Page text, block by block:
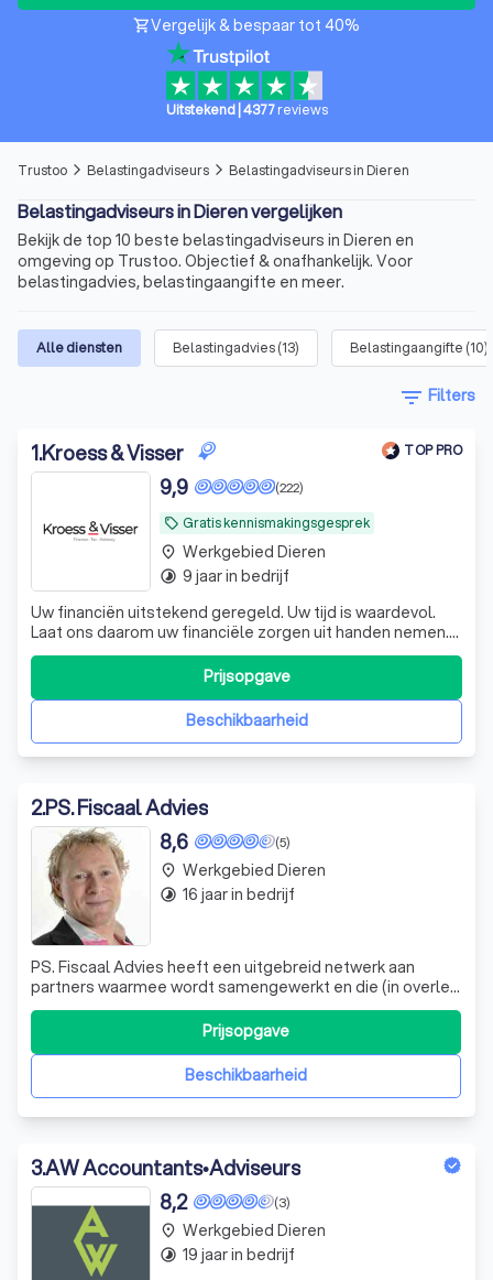
shopping_cartVergelijk & bespaar tot 40%
Uitstekend| 4377 reviews
Trustoo arrow_forward_ios Belastingadviseurs arrow_forward_ios Belastingadviseurs in Dieren
Belastingadviseurs in Dieren vergelijken
Bekijk de top 10 beste belastingadviseurs in Dieren en
omgeving op Trustoo. Objectief & onafhankelijk. Voor
belastingadvies, belastingaangifte en meer.
Alle diensten Belastingadvies(13) Belastingaangifte (10)
filter_list Filters
1.Kroess & Visser TOP PRO
local_offer Gratis kennismakingsgesprek
(222)
9,9
Uw financiën uitstekend geregeld. Uw tijd is waardevol.
Laat ons daarom uw financiële zorgen uit handen nemen.
De experts van KroessVisser beheren al uw financiële
processen van A tot Z, zodat u met een gerust hart kunt
ondernemen. KroessVisser | Finance - Tax - Advisory ☎️
Plan een GRATIS ADVIESBeschikbaarheid
Prijsopgave
place Werkgebied Dieren
timelapse 9 jaar in bedrijf
2.PS. Fiscaal Advies
(5)
8,6
PS. Fiscaal Advies heeft een uitgebreid netwerk aan
partners waarmee wordt samengewerkt en die (in overleg
met u) kunnen worden ingeschakeld: -advocaten en
notarissen -gespecialiseerde belastingadviseurs op het
gebied van internationaal belastingrecht en
omzetbelasting -mediators -administratiekan
Beschikbaarheid
Prijsopgave
place Werkgebied Dieren
timelapse 16 jaar in bedrijf
3.AW Accountants•Adviseurs
(3)
8,2
place Werkgebied Dieren
timelapse 19 jaar in bedrijf